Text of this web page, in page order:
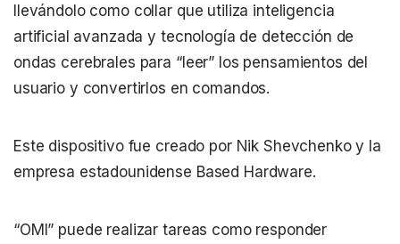
llevándolo como collar que utiliza inteligencia
artificial avanzada y tecnología de detección de
ondas cerebrales para “leer” los pensamientos del
usuario y convertirlos en comandos.
Este dispositivo fue creado por Nik Shevchenko y la
empresa estadounidense Based Hardware.
“OMI” puede realizar tareas como responder